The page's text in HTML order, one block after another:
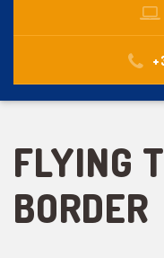
FLYING
BORDER